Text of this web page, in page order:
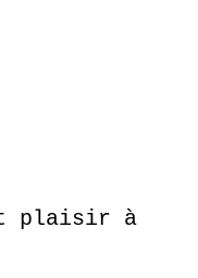
plaisir à